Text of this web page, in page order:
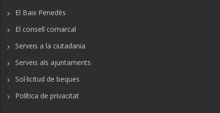
El Baix Penedès
El consell comarcal
Serveis a la ciutadania
Serveis als ajuntaments
Sol·licitud de beques
Política de privacitat